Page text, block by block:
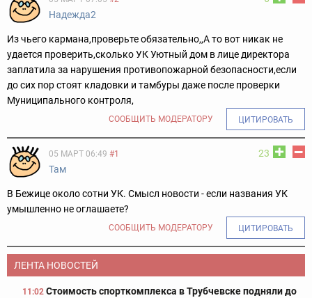
Надежда2
Из чьего кармана,проверьте обязательно,,А то вот никак не
удается проверить,сколько УК Уютный дом в лице директора
заплатила за нарушения противопожарной безопасности,если
до сих пор стоят кладовки и тамбуры даже после проверки
Муниципального контроля,
СООБЩИТЬ МОДЕРАТОРУ ЦИТИРОВАТЬ
23
05 МАРТ 06:49 #1
Там
В Бежице около сотни УК. Смысл новости - если названия УК
умышленно не оглашаете?
СООБЩИТЬ МОДЕРАТОРУ ЦИТИРОВАТЬ
ЛЕНТА НОВОСТЕЙ
11:02 Стоимость спорткомплекса в Трубчевске подняли до